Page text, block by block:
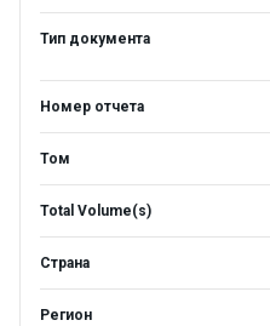
Тип документа
Номер отчета
Том
Total Volume(s)
Страна
Регион